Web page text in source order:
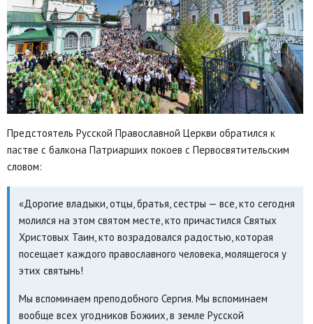
Предстоятель Русской Православной Церкви обратился к
пастве с балкона Патриарших покоев с Первосвятительским
словом:
«Дорогие владыки, отцы, братья, сестры — все, кто сегодня
молился на этом святом месте, кто причастился Святых
Христовых Таин, кто возрадовался радостью, которая
посещает каждого православного человека, молящегося у
этих святынь!
Мы вспоминаем преподобного Сергия. Мы вспоминаем
вообще всех угодников Божиих, в земле Русской